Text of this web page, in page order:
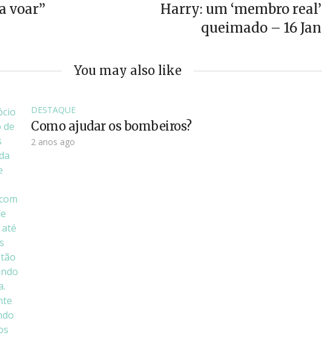
voar”
Harry: um ‘membro real’
queimado – 16 Jan
You may also like
DESTAQUE
Como ajudar os bombeiros?
2 anos ago